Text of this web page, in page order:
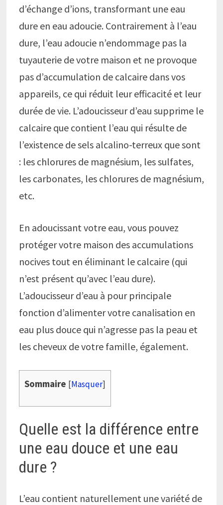
d’échange d’ions, transformant une eau
dure en eau adoucie. Contrairement à l’eau
dure, l’eau adoucie n’endommage pas la
tuyauterie de votre maison et ne provoque
pas d’accumulation de calcaire dans vos
appareils, ce qui réduit leur efficacité et leur
durée de vie. L’adoucisseur d’eau supprime le
calcaire que contient l’eau qui résulte de
l’existence de sels alcalino-terreux que sont
: les chlorures de magnésium, les sulfates,
les carbonates, les chlorures de magnésium,
etc.
En adoucissant votre eau, vous pouvez
protéger votre maison des accumulations
nocives tout en éliminant le calcaire (qui
n’est présent qu’avec l’eau dure).
L’adoucisseur d’eau à pour principale
fonction d’alimenter votre canalisation en
eau plus douce qui n’agresse pas la peau et
les cheveux de votre famille, également.
Sommaire [Masquer]
Quelle est la différence entre
une eau douce et une eau
dure ?
L’eau contient naturellement une variété de